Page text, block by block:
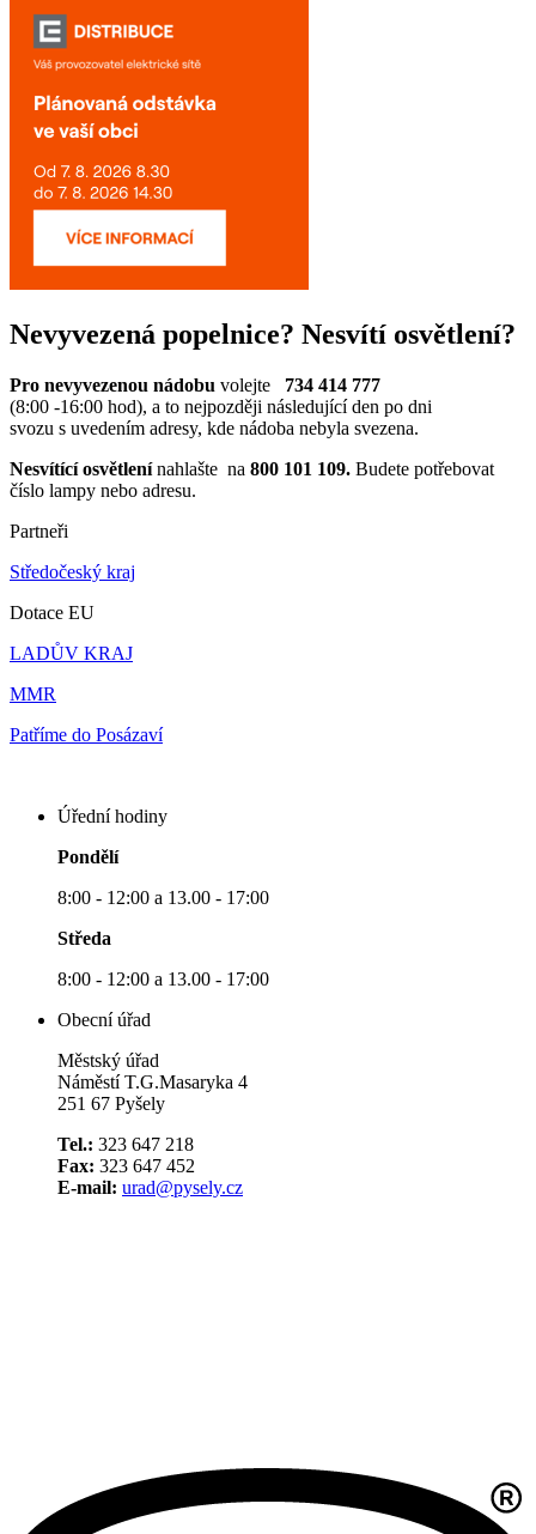
Nevyvezená popelnice? Nesvítí osvětlení?
Pro nevyvezenou nádobu volejte
734 414 777
(8:00 -16:00 hod), a to nejpozději následující den po dni
svozu s uvedením adresy, kde nádoba nebyla svezena.
Nesvítící osvětlenínahlašte na 800 101 109. Budete potřebovat
číslo lampy nebo adresu.
Partneři
Středočeský kraj
Dotace EU
LADŮV KRAJ
MMR
Patříme do Posázaví
Úřední hodiny
Pondělí
8:00 - 12:00 a 13.00 - 17:00
Středa
8:00 - 12:00 a 13.00 - 17:00
Obecní úřad
Městský úřad
Náměstí T.G.Masaryka 4
251 67 Pyšely
Tel.: 323 647 218
Fax: 323 647 452
E-mail: urad@pysely.cz